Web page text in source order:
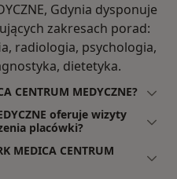
Gdynia dysponuje
zakresach porad:
radiologia, psychologia,
dietetyka.
CENTRUM MEDYCZNE?
oferuje wizyty
placówki?
MEDICA CENTRUM